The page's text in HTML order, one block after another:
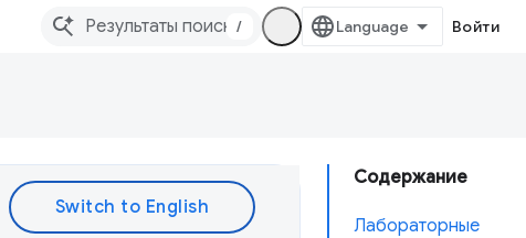
/ Войти
Содержание
Лабораторные